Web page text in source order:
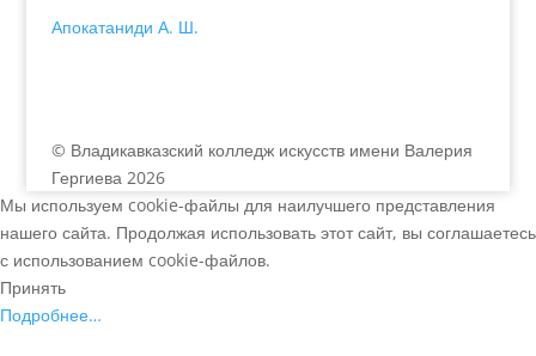
Апокатаниди А. Ш.
© Владикавказский колледж искусств имени Валерия
Гергиева 2026
Мы используем cookie-файлы для наилучшего представления
нашего сайта. Продолжая использовать этот сайт, вы соглашаетесь
с использованием cookie-файлов.
Принять
Подробнее…